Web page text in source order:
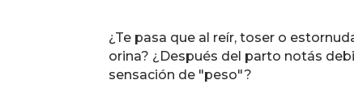
¿Te pasa que al reír, toser o
orina? ¿Después del parto notás
sensación de "peso"?